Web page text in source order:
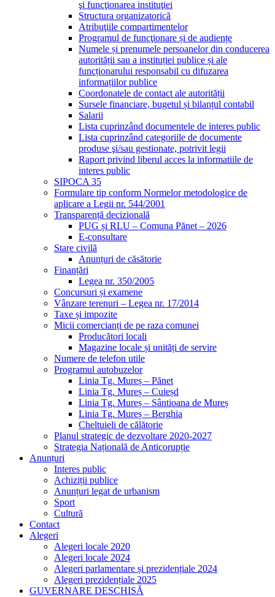
şi funcţionarea instituţiei
Structura organizatorică
Atribuţiile compartimentelor
Programul de funcţionare și de audiențe
Numele și prenumele persoanelor din conducerea
autorității sau a instituției publice și ale
funcționarului responsabil cu difuzarea
informațiilor publice
Coordonatele de contact ale autorității
Sursele financiare, bugetul și bilanțul contabil
Salarii
Lista cuprinzând documentele de interes public
Lista cuprinzând categoriile de documente
produse şi/sau gestionate, potrivit legii
Raport privind liberul acces la informatiile de
interes public
SIPOCA 35
Formulare tip conform Normelor metodologice de
aplicare a Legii nr. 544/2001
Transparență decizională
PUG și RLU – Comuna Pănet – 2026
E-consultare
Stare civilă
Anunțuri de căsătorie
Finanțări
Legea nr. 350/2005
Concursuri și examene
Vânzare terenuri – Legea nr. 17/2014
Taxe și impozite
Micii comercianți de pe raza comunei
Producători locali
Magazine locale și unități de servire
Numere de telefon utile
Programul autobuzelor
Linia Tg. Mureș – Pănet
Linia Tg. Mureș – Cuieșd
Linia Tg. Mureș – Sântioana de Mureș
Linia Tg. Mureș – Berghia
Cheltuieli de călătorie
Planul strategic de dezvoltare 2020-2027
Strategia Națională de Anticorupție
Anunțuri
Interes public
Achiziții publice
Anunțuri legat de urbanism
Sport
Cultură
Contact
Alegeri
Alegeri locale 2020
Alegeri locale 2024
Alegeri parlamentare și prezidențiale 2024
Alegeri prezidențiale 2025
GUVERNARE DESCHISĂ